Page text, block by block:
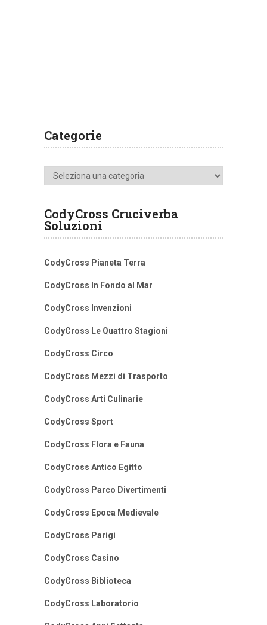
Categorie
Categorie
CodyCross Cruciverba
Soluzioni
CodyCross Pianeta Terra
CodyCross In Fondo al Mar
CodyCross Invenzioni
CodyCross Le Quattro Stagioni
CodyCross Circo
CodyCross Mezzi di Trasporto
CodyCross Arti Culinarie
CodyCross Sport
CodyCross Flora e Fauna
CodyCross Antico Egitto
CodyCross Parco Divertimenti
CodyCross Epoca Medievale
CodyCross Parigi
CodyCross Casino
CodyCross Biblioteca
CodyCross Laboratorio